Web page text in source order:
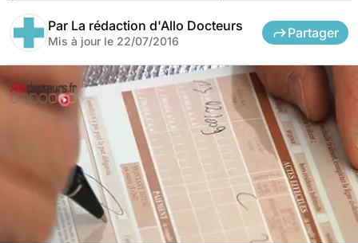
Par La rédaction d'Allo Docteurs
Mis à jour le 22/07/2016
Partager